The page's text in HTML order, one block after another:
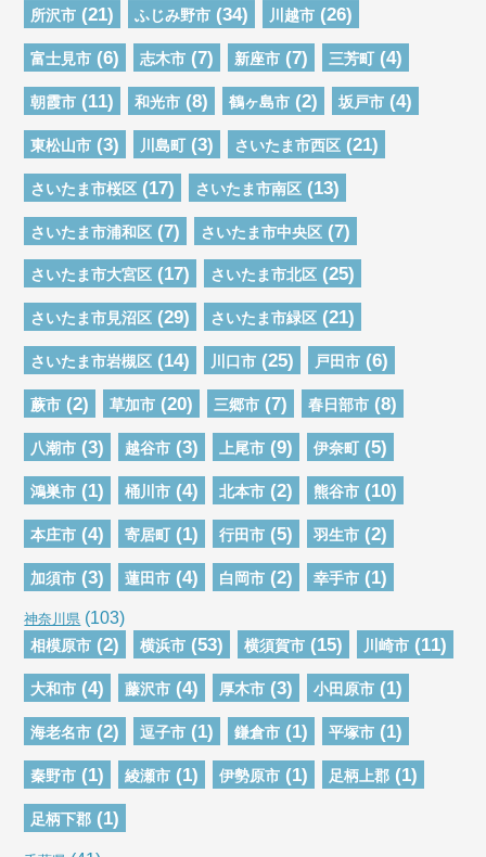
所沢市 (21) ふじみ野市 (34) 川越市 (26)
富士見市 (6) 志木市 (7) 新座市 (7) 三芳町 (4)
朝霞市 (11) 和光市 (8) 鶴ヶ島市 (2) 坂戸市 (4)
東松山市 (3) 川島町 (3) さいたま市西区 (21)
さいたま市桜区 (17) さいたま市南区 (13)
さいたま市浦和区 (7) さいたま市中央区 (7)
さいたま市大宮区 (17) さいたま市北区 (25)
さいたま市見沼区 (29) さいたま市緑区 (21)
さいたま市岩槻区 (14) 川口市 (25) 戸田市 (6)
蕨市 (2) 草加市 (20) 三郷市 (7) 春日部市 (8)
八潮市 (3) 越谷市 (3) 上尾市 (9) 伊奈町 (5)
鴻巣市 (1) 桶川市 (4) 北本市 (2) 熊谷市 (10)
本庄市 (4) 寄居町 (1) 行田市 (5) 羽生市 (2)
加須市 (3) 蓮田市 (4) 白岡市 (2) 幸手市 (1)
神奈川県 (103)
相模原市 (2) 横浜市 (53) 横須賀市 (15) 川崎市 (11)
大和市 (4) 藤沢市 (4) 厚木市 (3) 小田原市 (1)
海老名市 (2) 逗子市 (1) 鎌倉市 (1) 平塚市 (1)
秦野市 (1) 綾瀬市 (1) 伊勢原市 (1) 足柄上郡 (1)
足柄下郡 (1)